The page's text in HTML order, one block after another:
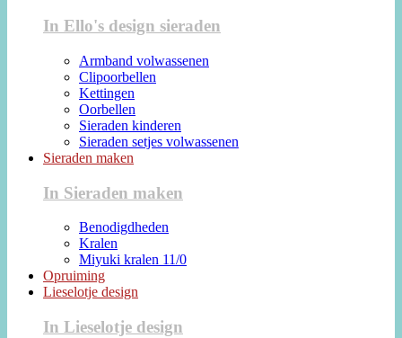
In Ello's design sieraden
Armband volwassenen
Clipoorbellen
Kettingen
Oorbellen
Sieraden kinderen
Sieraden setjes volwassenen
Sieraden maken
In Sieraden maken
Benodigdheden
Kralen
Miyuki kralen 11/0
Opruiming
Lieselotje design
In Lieselotje design